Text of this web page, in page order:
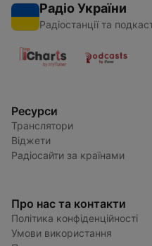
Радіо України
Радіостанції та
Ресурси
Транслятори
Віджети
Радіосайти за країнами
Про нас та контакти
Політика конфіденційності
Умови використання